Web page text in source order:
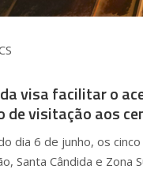
visa facilitar o
de visitação aos
dia 6 de junho, os
Santa Cândida e